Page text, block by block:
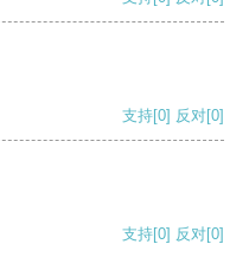
支持[0] 反对[0]
支持[0] 反对[0]